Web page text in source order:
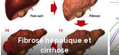
Fibrose hépatique et
cirrhose